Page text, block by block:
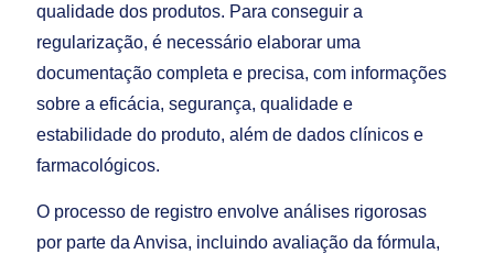
qualidade dos produtos. Para conseguir a
regularização, é necessário elaborar uma
documentação completa e precisa, com informações
sobre a eficácia, segurança, qualidade e
estabilidade do produto, além de dados clínicos e
farmacológicos.
O processo de registro envolve análises rigorosas
por parte da Anvisa, incluindo avaliação da fórmula,